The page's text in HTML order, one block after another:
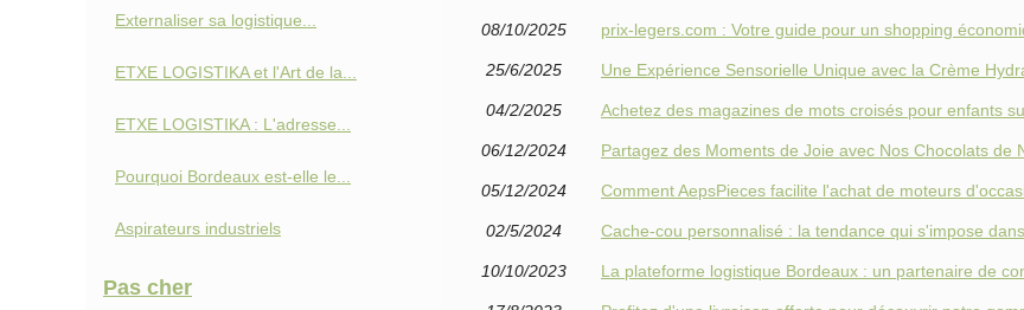
08/10/2025 prix-legers.com : Votre guide pour un shopping
25/6/2025 Une Expérience Sensorielle Unique avec la Crème
04/2/2025 Achetez des magazines de mots croisés pour enfants
06/12/2024 Partagez des Moments de Joie avec Nos Chocolats de
05/12/2024 Comment AepsPieces facilite l'achat de moteurs
02/5/2024 Cache-cou personnalisé : la tendance qui s'impose
10/10/2023 La plateforme logistique Bordeaux : un partenaire de
Externaliser sa logistique...
ETXE LOGISTIKA et l'Art de la...
ETXE LOGISTIKA : L'adresse...
Pourquoi Bordeaux est-elle le...
Aspirateurs industriels
Pas cher